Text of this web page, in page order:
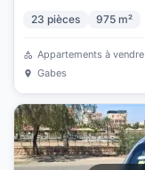
23 pièces 975 m²
Appartements à vendre
Gabes